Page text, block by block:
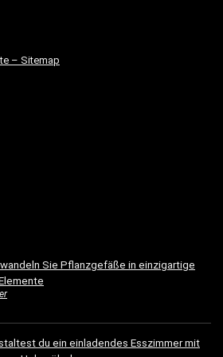
– Sitemap
Sie Pflanzgefäße in einzigartige
du ein einladendes Esszimmer mit